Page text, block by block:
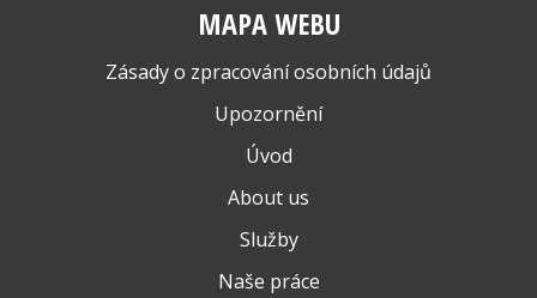
MAPA WEBU
Zásady o zpracování osobních údajů
Upozornění
Úvod
About us
Služby
Naše práce